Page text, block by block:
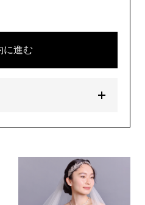
に進む